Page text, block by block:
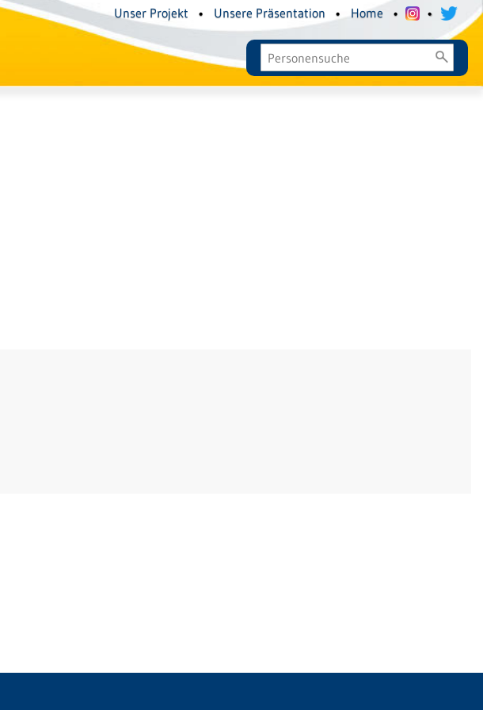
Unser Projekt • Unsere Präsentation • Home • •